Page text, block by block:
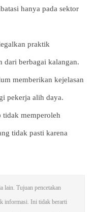
hanya pada sektor
praktik
dari berbagai kalangan.
memberikan kejelasan
pekerja alih daya.
tidak memperoleh
tidak pasti karena
lain. Tujuan pencetakan
informasi. Ini tidak berarti